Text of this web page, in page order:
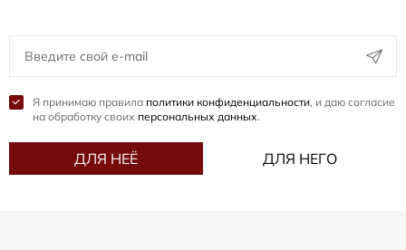
Я принимаю правила политики конфиденциальности, и даю согласие
на обработку своих персональных данных.
ДЛЯ НЕЁ ДЛЯ НЕГО